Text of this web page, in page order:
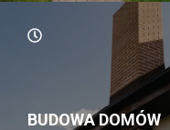
BUDOWA DOMÓW